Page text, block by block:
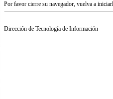
Por favor cierre su navegador, vuelva a
Dirección de Tecnología de Información